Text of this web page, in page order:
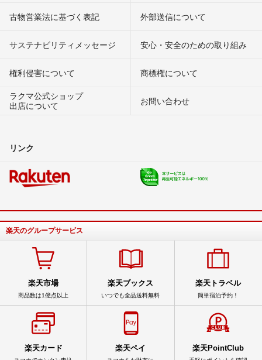
古物営業法に基づく表記 外部送信について
サステナビリティメッセージ 安心・安全のための取り組み
権利侵害について
商標権について
ラクマ公式ショップ
出店について
お問い合わせ
リンク
楽天のグループサービス
楽天市場
商品数は1億点以上
楽天ブックス
いつでも全品送料無料
楽天トラベル
簡単宿泊予約！
楽天カード 楽天ペイ 楽天PointClub